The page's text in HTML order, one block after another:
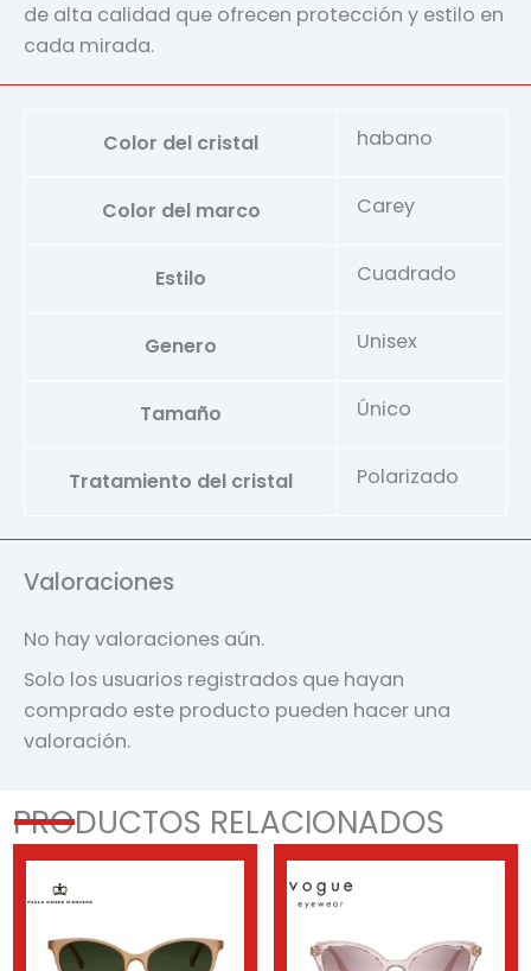
de alta calidad que ofrecen protección y estilo en
cada mirada.
Color del cristal habano
Color del marco Carey
Estilo Cuadrado
Genero Unisex
Tamaño Único
Tratamiento del cristal Polarizado
Valoraciones
No hay valoraciones aún.
Solo los usuarios registrados que hayan
comprado este producto pueden hacer una
valoración.
PRODUCTOS RELACIONADOS